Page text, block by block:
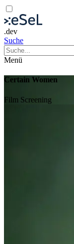
.dev
Suche
Menü
Certain Women
Film Screening